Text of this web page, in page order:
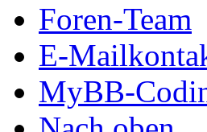
Foren-Team
E-
MyBB-